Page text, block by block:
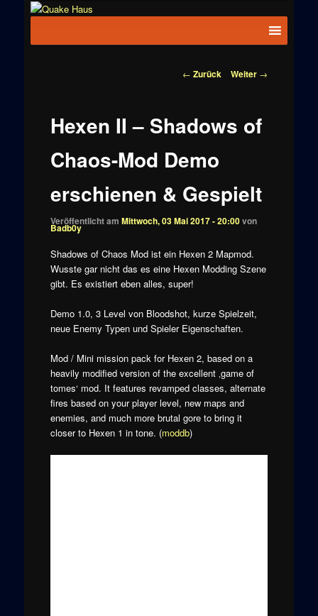
News zu
Beitragsnavigation
← Zurück Weiter →
Hexen II – Shadows of
Chaos-Mod Demo
erschienen & Gespielt
Veröffentlicht am Mittwoch, 03 Mai 2017 - 20:00von
Badb0y
Shadows of Chaos Mod ist ein Hexen 2 Mapmod.
Wusste gar nicht das es eine Hexen Modding Szene
gibt. Es existiert eben alles, super!
Demo 1.0, 3 Level von Bloodshot, kurze Spielzeit,
neue Enemy Typen und Spieler Eigenschaften.
Mod / Mini mission pack for Hexen 2, based on a
heavily modified version of the excellent ‚game of
tomes‘ mod. It features revamped classes, alternate
fires based on your player level, new maps and
enemies, and much more brutal gore to bring it
closer to Hexen 1 in tone. (moddb)